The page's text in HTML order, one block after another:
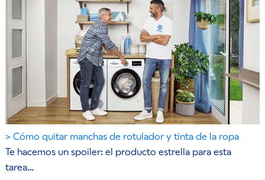
Cómo quitar manchas de rotulador y tinta de la ropa
Te hacemos un spoiler: el producto estrella para esta
tarea…